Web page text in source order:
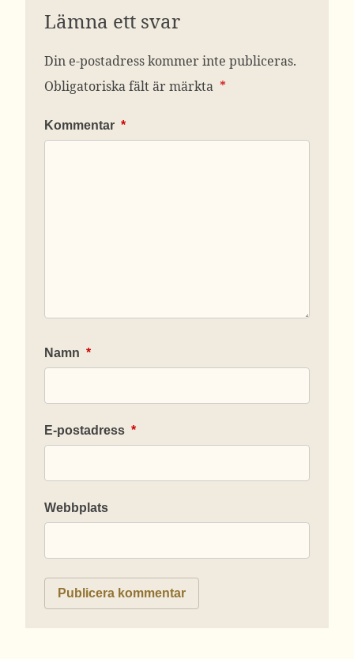
Lämna ett svar
Din e-postadress kommer inte publiceras.
Obligatoriska fält är märkta *
Kommentar *
Namn *
E-postadress *
Webbplats